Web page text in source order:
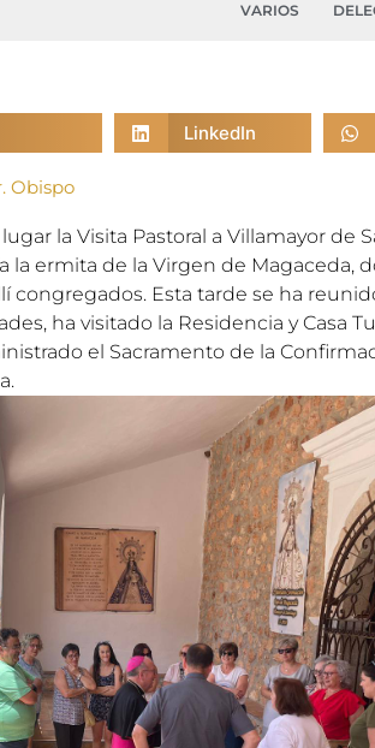
VARIOS
LinkedIn
Obispo
la Visita Pastoral a Villamayor de
la ermita de la Virgen de Magaceda,
congregados. Esta tarde se ha
ha visitado la Residencia y Casa
el Sacramento de la